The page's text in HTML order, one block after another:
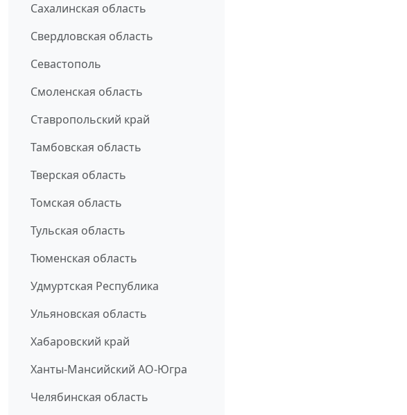
Сахалинская область
Свердловская область
Севастополь
Смоленская область
Ставропольский край
Тамбовская область
Тверская область
Томская область
Тульская область
Тюменская область
Удмуртская Республика
Ульяновская область
Хабаровский край
Ханты-Мансийский АО-Югра
Челябинская область